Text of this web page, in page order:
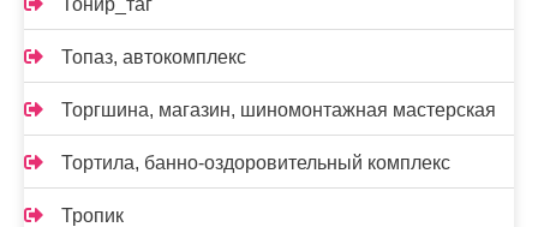
Тонир_таг
Топаз, автокомплекс
Торгшина, магазин, шиномонтажная мастерская
Тортила, банно-оздоровительный комплекс
Тропик